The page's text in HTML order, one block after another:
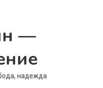
—
надежда